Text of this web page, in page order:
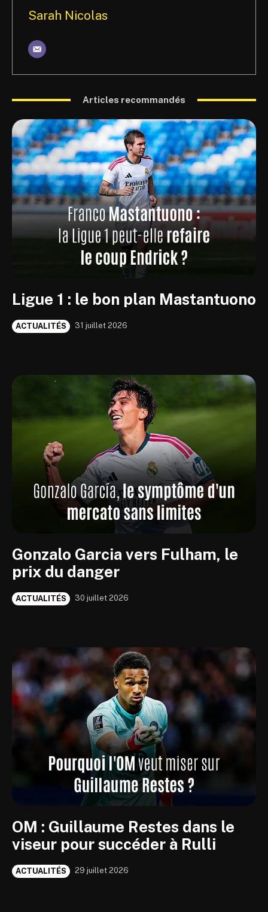
Sarah Nicolas
Articles recommandés
Ligue 1 : le bon plan Mastantuono
ACTUALITÉS 31 juillet 2026
Gonzalo Garcia vers Fulham, le
prix du danger
ACTUALITÉS 30 juillet 2026
OM : Guillaume Restes dans le
viseur pour succéder à Rulli
ACTUALITÉS 29 juillet 2026